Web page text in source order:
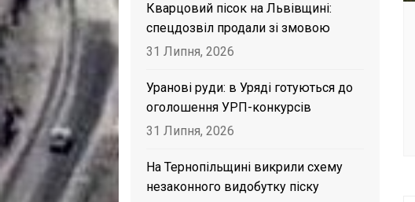
Кварцовий пісок на Львівщині:
спецдозвіл продали зі змовою
31 Липня, 2026
Уранові руди: в Уряді готуються до
оголошення УРП-конкурсів
31 Липня, 2026
На Тернопільщині викрили схему
незаконного видобутку піску